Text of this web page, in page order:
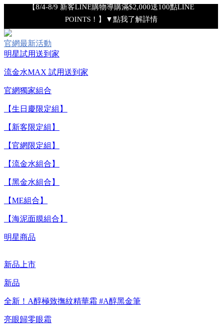
POINTS！】▼點我了解詳情
【綁定中信LINE Pay卡享最高6%回饋▼點我了解詳情
【重要公告】IPSA 無法驗證非官方通路銷售之品牌商品的真實
【8/7-8/9 下單加碼送全效輕透UV防曬乳9ml+明星體驗4件組】
【全新流金水MAX 百元試用送到家！再享回購金】▼點我立
【重要公告】IPSA 無法驗證非官方通路銷售之品牌商品的真實
官網最新活動
明星試用送到家
流金水MAX 試用送到家
官網獨家組合
【生日慶限定組】
【新客限定組】
【官網限定組】
【流金水組合】
【黑金水組合】
【ME組合】
【海泥面膜組合】
明星商品
新品上市
新品
全新！A醇極致撫紋精華霜 #A醇黑金筆
亮眼歸零眼霜